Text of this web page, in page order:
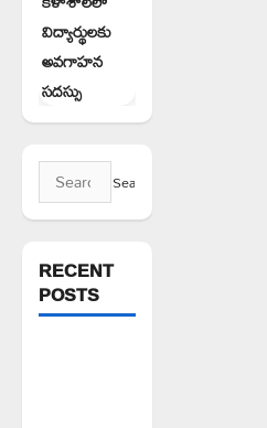
విద్యార్థులకు
అవగాహన
సదస్సు
Search
for:
RECENT
POSTS